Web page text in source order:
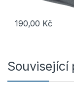
190,00 Kč
Související